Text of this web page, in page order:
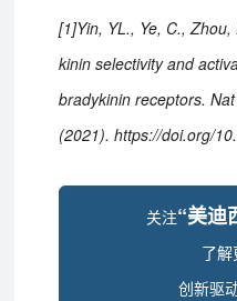
[1]Yin, YL., Ye, C.,
kinin selectivity and
bradykinin receptors.
(2021). https://doi.org/
关注“美迪
了
创新驱